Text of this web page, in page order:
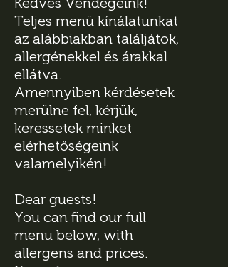
Teljes menü kínálatunkat
az alábbiakban találjátok,
allergénekkel és árakkal
ellátva.
Amennyiben kérdésetek
merülne fel, kérjük,
keressetek minket
elérhetőségeink
valamelyikén!
Dear guests!
You can find our full
menu below, with
allergens and prices.